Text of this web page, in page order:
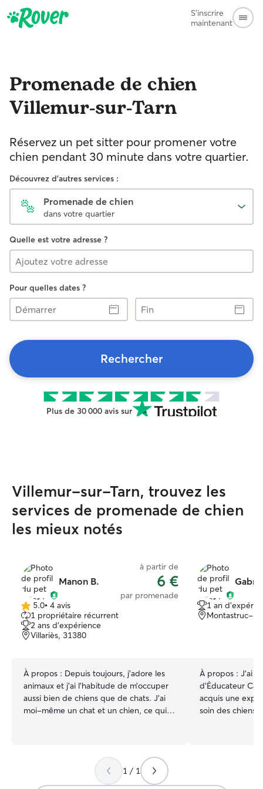
S'inscrire
maintenant
Promenade de chien
Villemur-sur-Tarn
Réservez un pet sitter pour promener votre
chien pendant 30 minute dans votre quartier.
Découvrez d'autres services :
Promenade de chien
dans votre quartier
Quelle est votre adresse ?
Pour quelles dates ?
Démarrer
Fin
Rechercher
Plus de 30 000 avis sur
Villemur-sur-Tarn, trouvez les
services de promenade de chien
les mieux notés
Manon B.
à partir de
6 €
par promenade
5.0 étoile(s)
sur
5
5.0• 4 avis
1 propriétaire récurrent
2 ans d'expérience
Villariès, 31380
À propos : Depuis toujours, j’adore les
animaux et j’ai l’habitude de m’occuper
aussi bien de chiens que de chats. J’ai
moi-même un chat et un chien, ce qui
garde également régulièrement les
chiens de mon entourage, avec des
profils très différents : du malinois au
1 an
Montastruc-
À propos : J'ai
d'Éducateur
acquis une
soin des chiens,
cœur, nos amis les
1 / 1